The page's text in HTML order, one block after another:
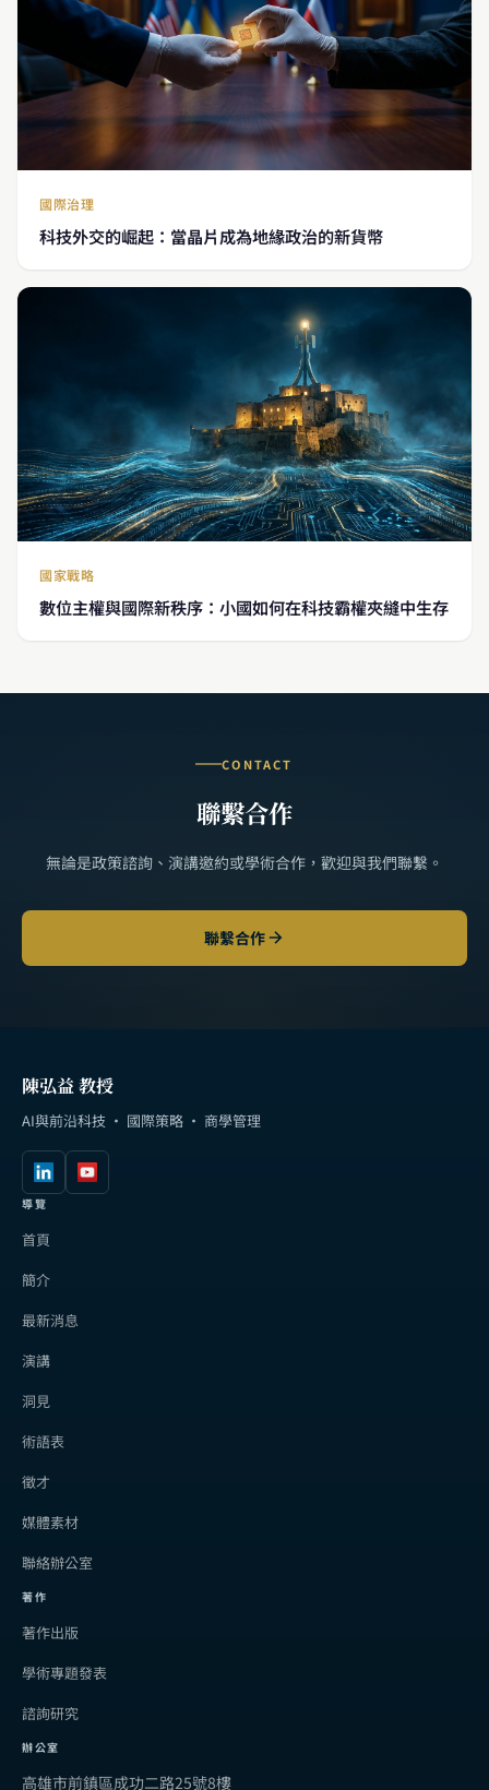
國際治理
科技外交的崛起：當晶片成為地緣政治的新貨幣
國家戰略
數位主權與國際新秩序：小國如何在科技霸權夾縫中生存
CONTACT
聯繫合作
無論是政策諮詢、演講邀約或學術合作，歡迎與我們聯繫。
聯繫合作
陳弘益 教授
AI與前沿科技 · 國際策略 · 商學管理
導覽
首頁
簡介
最新消息
演講
洞見
術語表
徵才
媒體素材
聯絡辦公室
著作
著作出版
學術專題發表
諮詢研究
辦公室
高雄市前鎮區成功二路25號8樓